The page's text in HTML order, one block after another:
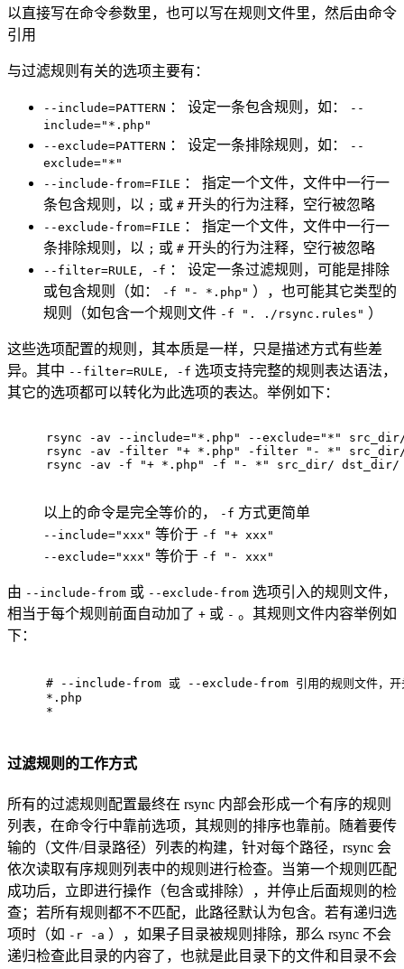
以直接写在命令参数里，也可以写在规则文件里，然后由命令
引用
与过滤规则有关的选项主要有：
--include=PATTERN ： 设定一条包含规则，如：
--
include="*.php"
--exclude=PATTERN ： 设定一条排除规则，如：
--
exclude="*"
--include-from=FILE ： 指定一个文件，文件中一行一
条包含规则，以 ; 或 # 开头的行为注释，空行被忽略
--exclude-from=FILE ： 指定一个文件，文件中一行一
条排除规则，以 ; 或 # 开头的行为注释，空行被忽略
--filter=RULE, -f ： 设定一条过滤规则，可能是排除
或包含规则（如：
-f "- *.php" ），也可能其它类型的
规则（如包含一个规则文件 -f ". ./rsync.rules" ）
这些选项配置的规则，其本质是一样，只是描述方式有些差
异。其中 --filter=RULE, -f 选项支持完整的规则表达语法，
其它的选项都可以转化为此选项的表达。举例如下：
rsync -av --include="*.php" --exclude="*"
rsync -av -filter "+ *.php" -filter "- *"
rsync -av -f "+ *.php" -f "- *" src_dir/ dst_dir/
以上的命令是完全等价的， -f 方式更简单
--include="xxx" 等价于 -f "+ xxx"
--exclude="xxx" 等价于 -f "- xxx"
由 --include-from 或 --exclude-from 选项引入的规则文件，
相当于每个规则前面自动加了 + 或 - 。其规则文件内容举例如
下：
#
--include-from 或 --exclude-from 引用的规则文件，
*.php
*
过滤规则的工作方式
所有的过滤规则配置最终在 rsync 内部会形成一个有序的规则
列表，在命令行中靠前选项，其规则的排序也靠前。随着要传
输的（文件/目录路径）列表的构建，针对每个路径，rsync 会
依次读取有序规则列表中的规则进行检查。当第一个规则匹配
成功后，立即进行操作（包含或排除），并停止后面规则的检
查；若所有规则都不不匹配，此路径默认为包含。若有递归选
项时（如 -r -a ），如果子目录被规则排除，那么 rsync 不会
递归检查此目录的内容了，也就是此目录下的文件和目录不会